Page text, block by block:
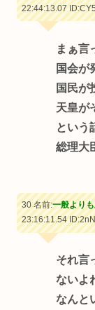
22:44:13.07
まぁ言
国会が
国民が
天皇が
という
総理大
30 名前:一般より
23:16:11.54
それ言
ないよ
なんと